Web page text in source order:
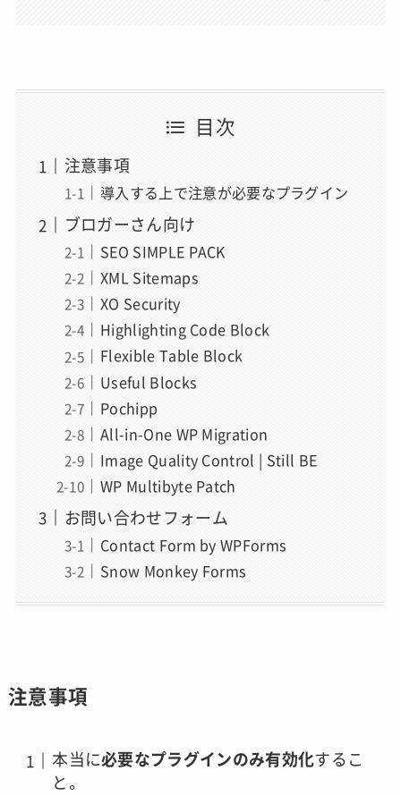
目次
注意事項
導入する上で注意が必要なプラグイン
ブロガーさん向け
SEO SIMPLE PACK
XML Sitemaps
XO Security
Highlighting Code Block
Flexible Table Block
Useful Blocks
Pochipp
All-in-One WP Migration
Image Quality Control | Still BE
WP Multibyte Patch
お問い合わせフォーム
Contact Form by WPForms
Snow Monkey Forms
注意事項
本当に必要なプラグインのみ有効化するこ
と。